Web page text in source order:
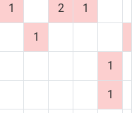
1 2 1
1
1
1